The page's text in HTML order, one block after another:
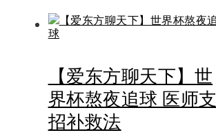
【爱东方聊天下】世
界杯熬夜追球 医师支
招补救法